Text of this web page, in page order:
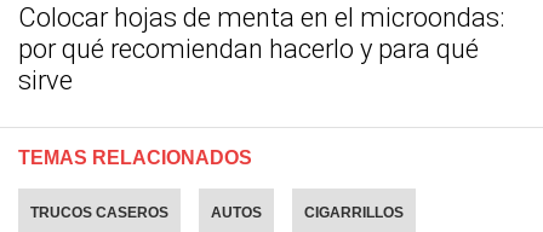
Colocar hojas de menta en el microondas:
por qué recomiendan hacerlo y para qué
sirve
TEMAS RELACIONADOS
TRUCOS CASEROS AUTOS CIGARRILLOS